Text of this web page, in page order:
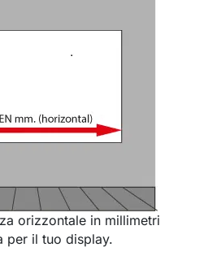
orizzontale in millimetri
per il tuo display.